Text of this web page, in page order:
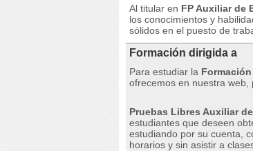
Al titular en FP Auxiliar de
los conocimientos y
sólidos en el puesto de
Formación dirigida a
Para estudiar la
ofrecemos en nuestra web,
Pruebas Libres Auxiliar
estudiantes que deseen
estudiando por su cuenta,
horarios y sin asistir a